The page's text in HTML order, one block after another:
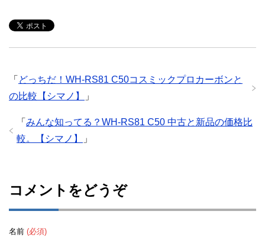
「 どっちだ！WH-RS81 C50コスミックプロカーボンと
の比較【シマノ】
」
「 みんな知ってる？WH-RS81 C50 中古と新品の価格比
較。【シマノ】
」
コメントをどうぞ
名前 (必須)